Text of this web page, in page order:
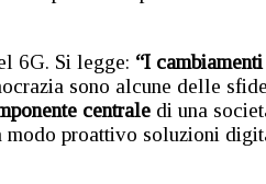
6G. Si legge: “I cambiamenti
sono alcune delle
centraledi una
modo proattivo soluzioni